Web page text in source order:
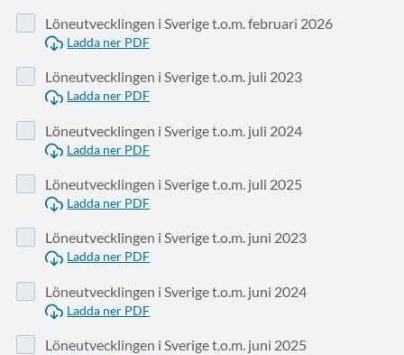
Löneutvecklingen i Sverige t.o.m. februari 2026
Ladda ner PDF
Löneutvecklingen i Sverige t.o.m. juli 2023
Ladda ner PDF
Löneutvecklingen i Sverige t.o.m. juli 2024
Ladda ner PDF
Löneutvecklingen i Sverige t.o.m. juli 2025
Ladda ner PDF
Löneutvecklingen i Sverige t.o.m. juni 2023
Ladda ner PDF
Löneutvecklingen i Sverige t.o.m. juni 2024
Ladda ner PDF
Löneutvecklingen i Sverige t.o.m. juni 2025